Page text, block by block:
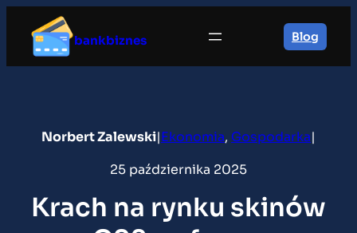
treści
bankbiznes Blog
Norbert Zalewski|Ekonomia, Gospodarka|
25 października 2025
Krach na rynku skinów